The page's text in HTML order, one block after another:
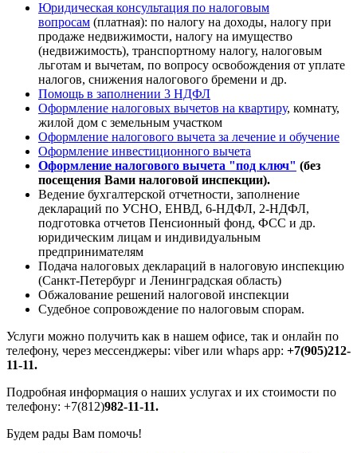
Юридическая консультация по налоговым
вопросам (платная): по налогу на доходы, налогу при
продаже недвижимости, налогу на имущество
(недвижимость), транспортному налогу, налоговым
льготам и вычетам, по вопросу освобождения от уплате
налогов, снижения налогового бремени и др.
Помощь в заполнении 3 НДФЛ
Оформление налоговых вычетов на квартиру, комнату,
жилой дом с земельным участком
Оформление налогового вычета за лечение и обучение
Оформление инвестиционного вычета
Оформление налогового вычета "под ключ" (без
посещения Вами налоговой инспекции).
Ведение бухгалтерской отчетности, заполнение
деклараций по УСНО, ЕНВД, 6-НДФЛ, 2-НДФЛ,
подготовка отчетов Пенсионный фонд, ФСС и др.
юридическим лицам и индивидуальным
предпринимателям
Подача налоговых деклараций в налоговую инспекцию
(Санкт-Петербург и Ленинградская область)
Обжалование решений налоговой инспекции
Судебное сопровождение по налоговым спорам.
Услуги можно получить как в нашем офисе, так и онлайн по
телефону, через мессенджеры: viber или whaps app: +7(905)212-
11-11.
Подробная информация о наших услугах и их стоимости по
телефону: +7(812)982-11-11.
Будем рады Вам помочь!